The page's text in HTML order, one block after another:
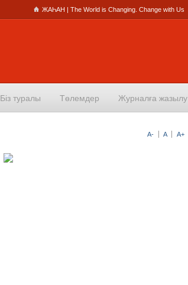
ЖАҺАН | The World is Changing. Change with Us
Біз туралы Төлемдер Журналға жазылу
A- A A+